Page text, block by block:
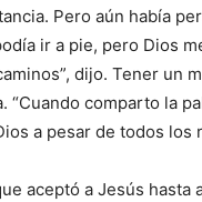
Pero aún había
ir a pie, pero Dios
dijo. Tener un
“Cuando comparto la
a pesar de todos los
aceptó a Jesús